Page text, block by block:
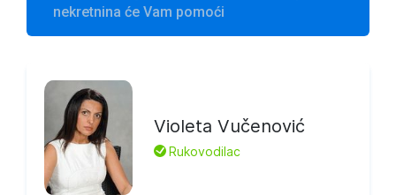
nekretnina će Vam pomoći
Violeta Vučenović
L Rukovodilac